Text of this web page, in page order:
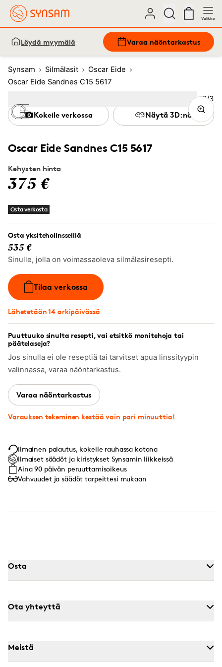
Valikko
Löydä myymälä Varaa näöntarkastus
Synsam Silmälasit
Oscar Eide
Oscar Eide Sandnes C15 5617
Oscar Eide Sandnes C15 5617
Kehysten hinta
375 €
Osta verkosta
Osta yksiteholinsseillä
535 €
Sinulle, jolla on voimassaoleva silmälasiresepti.
Tilaa verkossa
Lähetetään 14 arkipäivässä
Puuttuuko sinulta resepti, vai etsitkö monitehoja tai
päätelaseja?
Jos sinulla ei ole reseptiä tai tarvitset apua linssityypin
valinnassa, varaa näöntarkastus.
Varaa näöntarkastus
Varauksen tekeminen kestää vain pari minuuttia!
Kokeile verkossa Näytä 3D:nä
Ilmainen palautus, kokeile rauhassa kotona
Ilmaiset säädöt ja kiristykset Synsamin liikkeissä
Aina 90 päivän peruuttamisoikeus
Vahvuudet ja säädöt tarpeittesi mukaan
Kuva
2/3
3
Osta
Ota yhteyttä
Meistä